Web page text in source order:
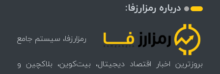
درباره رمزارزفا:
رمزارزفا، سیستم جامع
بروزترین اخبار اقتصاد دیجیتال، بیت‌کوین، بلاکچین و